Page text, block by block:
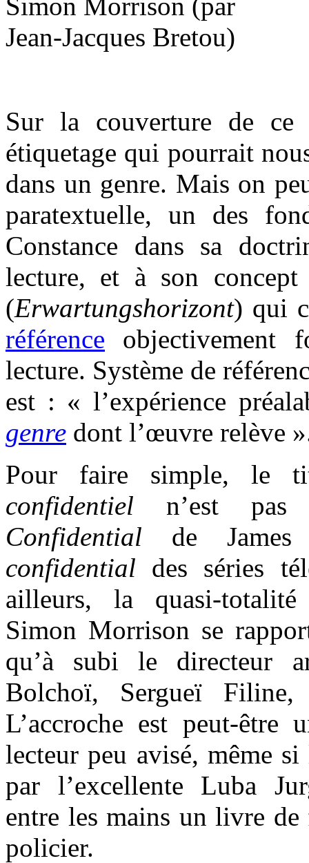
Sur la couverture de
étiquetage qui pourrait
dans un genre. Mais on
paratextuelle, un des
Constance dans sa
lecture, et à son
(Erwartungshorizont) qui
référence objectivement
lecture. Système de
est : « l’expérience
genre dont l’œuvre relève
Pour faire simple, le
confidentiel n’est pas
Confidential de
confidential des séries
ailleurs, la quasi-
Simon Morrison se
qu’à subi le directeur
Bolchoï, Sergueï
L’accroche est peut-être
lecteur peu avisé, même
par l’excellente Luba
entre les mains un livre
policier.